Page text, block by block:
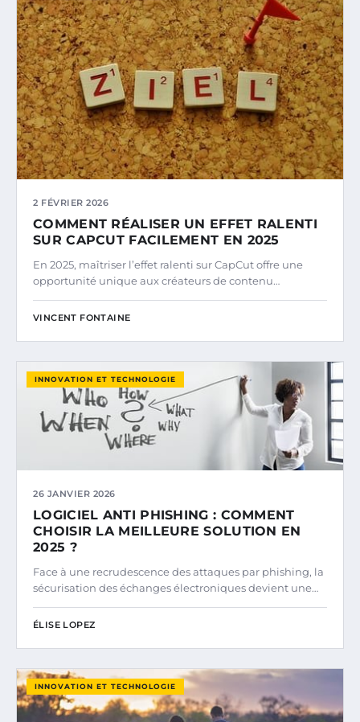
2 FÉVRIER 2026
COMMENT RÉALISER UN EFFET RALENTI
SUR CAPCUT FACILEMENT EN 2025
En 2025, maîtriser l’effet ralenti sur CapCut offre une
opportunité unique aux créateurs de contenu…
VINCENT FONTAINE
INNOVATION ET TECHNOLOGIE
26 JANVIER 2026
LOGICIEL ANTI PHISHING : COMMENT
CHOISIR LA MEILLEURE SOLUTION EN
2025 ?
Face à une recrudescence des attaques par phishing, la
sécurisation des échanges électroniques devient une…
ÉLISE LOPEZ
INNOVATION ET TECHNOLOGIE